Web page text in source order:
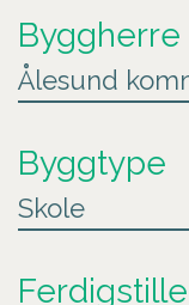
Byggherre
Ålesund
Byggtype
Skole